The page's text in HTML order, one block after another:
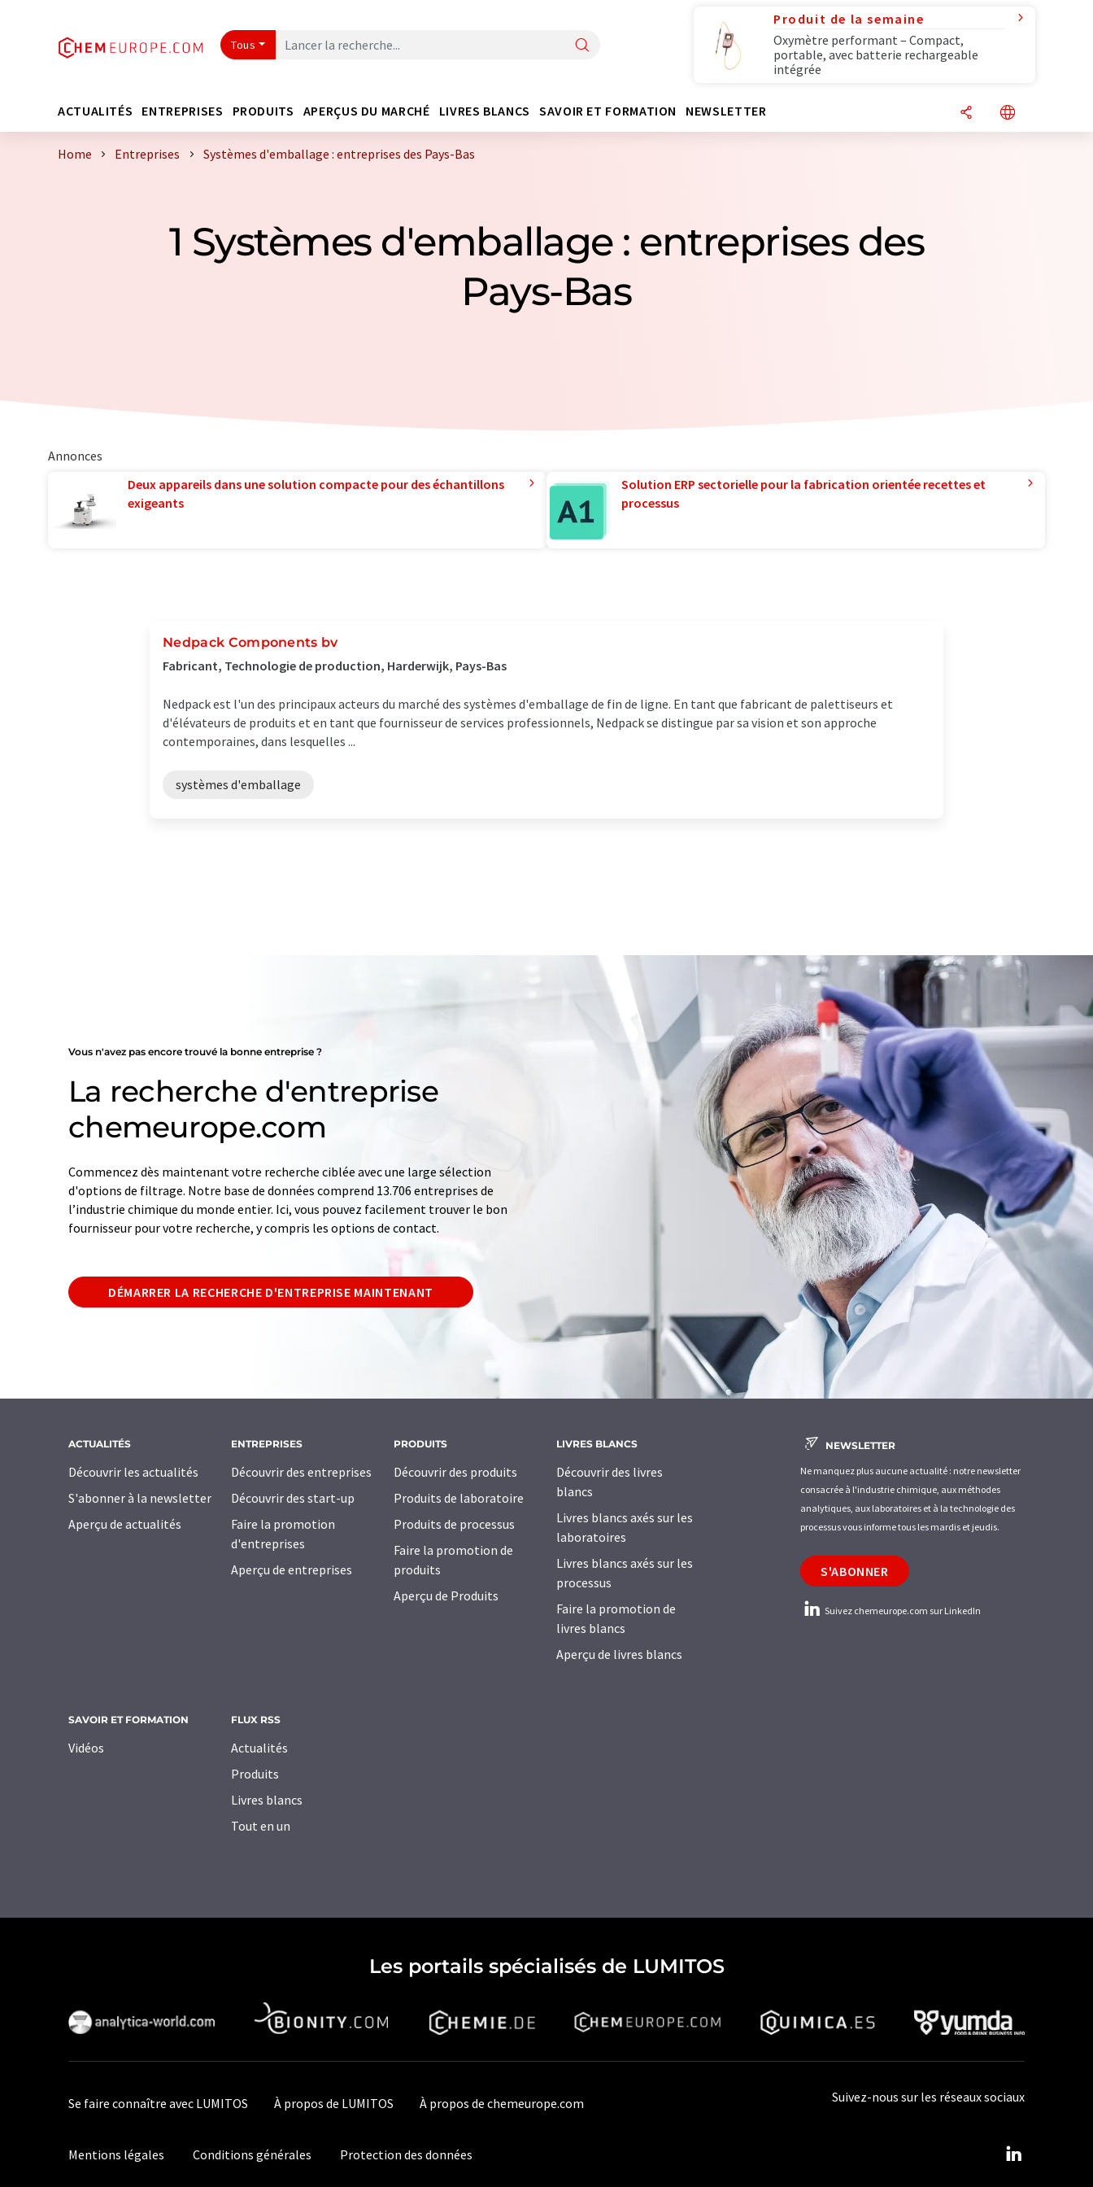
Tous
Produit de la semaine
Oxymètre performant – Compact,
portable, avec batterie rechargeable
intégrée
ACTUALITÉS ENTREPRISES PRODUITS APERÇUS DU MARCHÉ LIVRES BLANCS SAVOIR ET FORMATION NEWSLETTER
Home Entreprises Systèmes d'emballage : entreprises des Pays-Bas
1 Systèmes d'emballage : entreprises des
Pays-Bas
Annonces
Deux appareils dans une solution compacte pour des échantillons
exigeants
Solution ERP sectorielle pour la fabrication orientée recettes et
processus
Nedpack Components bv
Fabricant, Technologie de production, Harderwijk, Pays-Bas
Nedpack est l'un des principaux acteurs du marché des systèmes d'emballage de fin de ligne. En tant que fabricant de palettiseurs et
d'élévateurs de produits et en tant que fournisseur de services professionnels, Nedpack se distingue par sa vision et son approche
contemporaines, dans lesquelles ...
systèmes d'emballage
Vous n'avez pas encore trouvé la bonne entreprise ?
La recherche d'entreprise
chemeurope.com
Commencez dès maintenant votre recherche ciblée avec une large sélection
d'options de filtrage. Notre base de données comprend 13.706 entreprises de
l’industrie chimique du monde entier. Ici, vous pouvez facilement trouver le bon
fournisseur pour votre recherche, y compris les options de contact.
DÉMARRER LA RECHERCHE D'ENTREPRISE MAINTENANT
ACTUALITÉS
Découvrir les actualités
S'abonner à la newsletter
Aperçu de actualités
ENTREPRISES
Découvrir des entreprises
Découvrir des start-up
Faire la promotion
d'entreprises
Aperçu de entreprises
PRODUITS
Découvrir des produits
Produits de laboratoire
Produits de processus
Faire la promotion de
produits
Aperçu de Produits
LIVRES BLANCS
Découvrir des livres
blancs
Livres blancs axés sur les
laboratoires
Livres blancs axés sur les
processus
Faire la promotion de
livres blancs
Aperçu de livres blancs
SAVOIR ET FORMATION
Vidéos
FLUX RSS
Actualités
Produits
Livres blancs
Tout en un
NEWSLETTER
Ne manquez plus aucune actualité : notre newsletter
consacrée à l'industrie chimique, aux méthodes
analytiques, aux laboratoires et à la technologie des
processus vous informe tous les mardis et jeudis.
S'ABONNER
Suivez chemeurope.com sur LinkedIn
Les portails spécialisés de LUMITOS
Se faire connaître avec LUMITOS À propos de LUMITOS À propos de chemeurope.com
Mentions légales Conditions générales Protection des données
Suivez-nous sur les réseaux sociaux